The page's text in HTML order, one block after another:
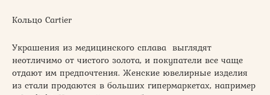
Кольцо Cartier
Украшения из медицинского сплава выглядят
неотличимо от чистого золота, и покупатели все чаще
отдают им предпочтения. Женские ювелирные изделия
из стали продаются в больших гипермаркетах, например